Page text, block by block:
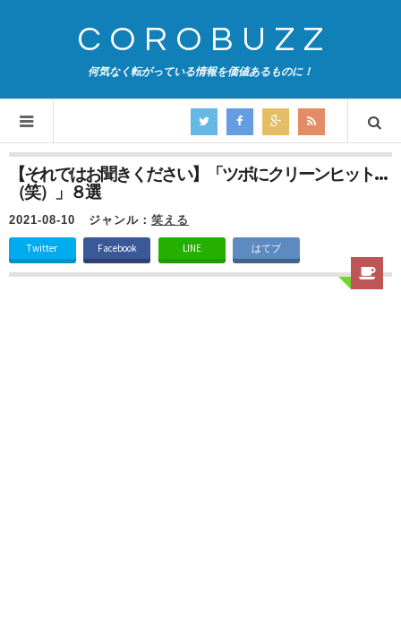
COROBUZZ
何気なく転がっている情報を価値あるものに！
【それではお聞きください】「ツボにクリーンヒット…
（笑）」８選
2021-08-10 ジャンル： 笑える
Twitter Facebook LINE はてブ